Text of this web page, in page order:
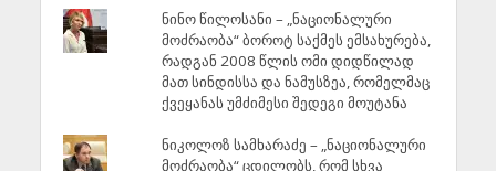
ნინო წილოსანი – „ნაციონალური
მოძრაობა“ ბოროტ საქმეს ემსახურება,
რადგან 2008 წლის ომი დიდწილად
მათ სინდისსა და ნამუსზეა, რომელმაც
ქვეყანას უმძიმესი შედეგი მოუტანა
ნიკოლოზ სამხარაძე – „ნაციონალური
მოძრაობა“ ცდილობს, რომ სხვა